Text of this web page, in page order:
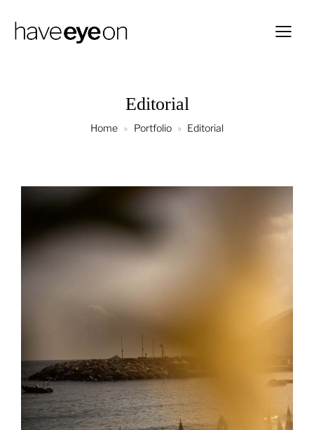
Editorial
Home Portfolio Editorial